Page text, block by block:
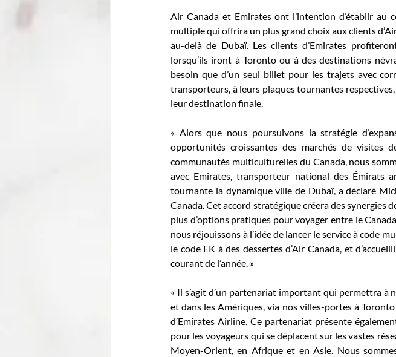
Air Canada et Emirates ont l’intention d’établir au
multiple qui offrira un plus grand choix aux clients
au-delà de Dubaï. Les clients d’Emirates
lorsqu’ils iront à Toronto ou à des destinations
besoin que d’un seul billet pour les trajets avec
transporteurs, à leurs plaques tournantes
leur destination finale.
« Alors que nous poursuivons la stratégie
opportunités croissantes des marchés de visites
communautés multiculturelles du Canada, nous
avec Emirates, transporteur national des Émirats
tournante la dynamique ville de Dubaï, a déclaré
Canada. Cet accord stratégique créera des synergies
plus d’options pratiques pour voyager entre le
nous réjouissons à l’idée de lancer le service à code
le code EK à des dessertes d’Air Canada, et
courant de l’année. »
« Il s’agit d’un partenariat important qui permettra à
et dans les Amériques, via nos villes-portes à
d’Emirates Airline. Ce partenariat présente
pour les voyageurs qui se déplacent sur les vastes
Moyen-Orient, en Afrique et en Asie. Nous